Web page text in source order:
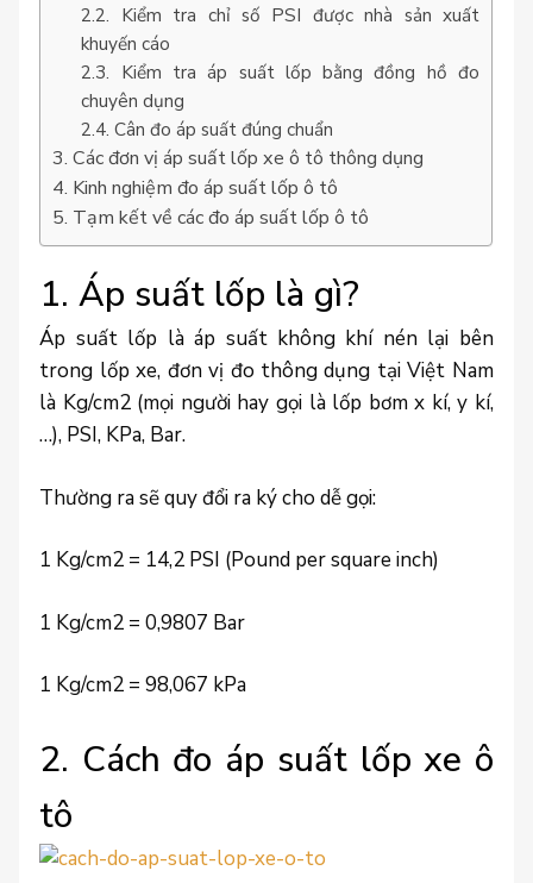
2.2. Kiểm tra chỉ số PSI được nhà sản xuất
khuyến cáo
2.3. Kiểm tra áp suất lốp bằng đồng hồ đo
chuyên dụng
2.4. Cân đo áp suất đúng chuẩn
3. Các đơn vị áp suất lốp xe ô tô thông dụng
4. Kinh nghiệm đo áp suất lốp ô tô
5. Tạm kết về các đo áp suất lốp ô tô
1. Áp suất lốp là gì?
Áp suất lốp là áp suất không khí nén lại bên
trong lốp xe, đơn vị đo thông dụng tại Việt Nam
là Kg/cm2 (mọi người hay gọi là lốp bơm x kí, y kí,
…), PSI, KPa, Bar.
Thường ra sẽ quy đổi ra ký cho dễ gọi:
1 Kg/cm2 = 14,2 PSI (Pound per square inch)
1 Kg/cm2 = 0,9807 Bar
1 Kg/cm2 = 98,067 kPa
2. Cách đo áp suất lốp xe ô
tô